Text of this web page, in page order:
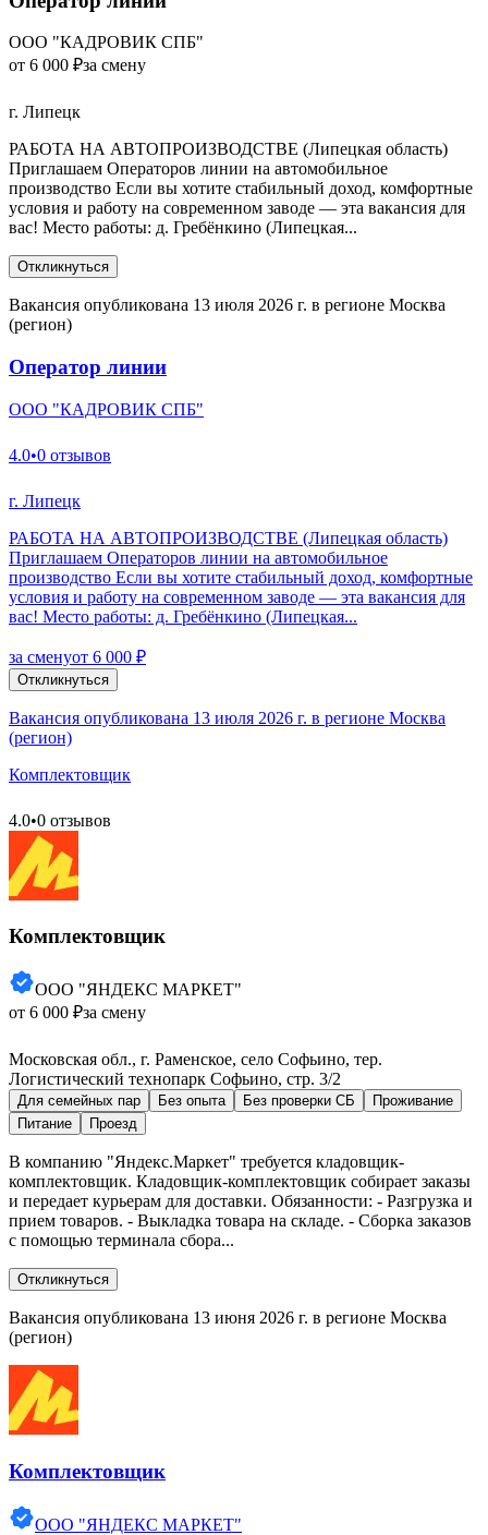
ООО "КАДРОВИК СПБ"
от 6 000 ₽за смену
г. Липецк
РАБОТА НА АВТОПРОИЗВОДСТВЕ (Липецкая область)
Приглашаем Операторов линии на автомобильное
производство Если вы хотите стабильный доход, комфортные
условия и работу на современном заводе — эта вакансия для
вас! Место работы: д. Гребёнкино (Липецкая...
Откликнуться
Вакансия опубликована 13 июля 2026 г. в регионе Москва
(регион)
Оператор линии
ООО "КАДРОВИК СПБ"
4.0•0 отзывов
г. Липецк
РАБОТА НА АВТОПРОИЗВОДСТВЕ (Липецкая область)
Приглашаем Операторов линии на автомобильное
производство Если вы хотите стабильный доход, комфортные
условия и работу на современном заводе — эта вакансия для
вас! Место работы: д. Гребёнкино (Липецкая...
за сменуот 6 000 ₽
Откликнуться
Вакансия опубликована 13 июля 2026 г. в регионе Москва
(регион)
Комплектовщик
4.0•0 отзывов
Комплектовщик
ООО "ЯНДЕКС МАРКЕТ"
от 6 000 ₽за смену
Московская обл., г. Раменское, село Софьино, тер.
Логистический технопарк Софьино, стр. 3/2
Для семейных пар Без опыта Без проверки СБ
Проживание
Питание
Проезд
В компанию "Яндекс.Маркет" требуется кладовщик-
комплектовщик. Кладовщик-комплектовщик собирает заказы
и передает курьерам для доставки. Обязанности: - Разгрузка и
прием товаров. - Выкладка товара на складе. - Сборка заказов
с помощью терминала сбора...
Откликнуться
Вакансия опубликована 13 июня 2026 г. в регионе Москва
(регион)
Комплектовщик
ООО "ЯНДЕКС МАРКЕТ"